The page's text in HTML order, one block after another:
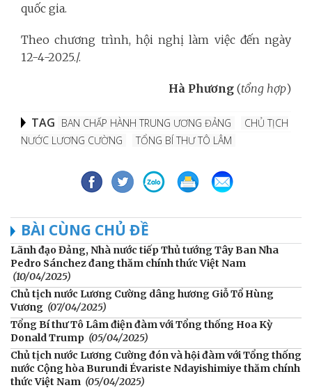
quốc gia.
Theo chương trình, hội nghị làm việc đến ngày
12-4-2025./.
Hà Phương (tổng hợp)
TAG BAN CHẤP HÀNH TRUNG ƯƠNG ĐẢNG
CHỦ TỊCH
NƯỚC LƯƠNG CƯỜNG
TỔNG BÍ THƯ TÔ LÂM
BÀI CÙNG CHỦ ĐỀ
Lãnh đạo Đảng, Nhà nước tiếp Thủ tướng Tây Ban Nha
Pedro Sánchez đang thăm chính thức Việt Nam
(10/04/2025)
Chủ tịch nước Lương Cường dâng hương Giỗ Tổ Hùng
Vương (07/04/2025)
Tổng Bí thư Tô Lâm điện đàm với Tổng thống Hoa Kỳ
Donald Trump (05/04/2025)
Chủ tịch nước Lương Cường đón và hội đàm với Tổng thống
nước Cộng hòa Burundi Évariste Ndayishimiye thăm chính
thức Việt Nam (05/04/2025)